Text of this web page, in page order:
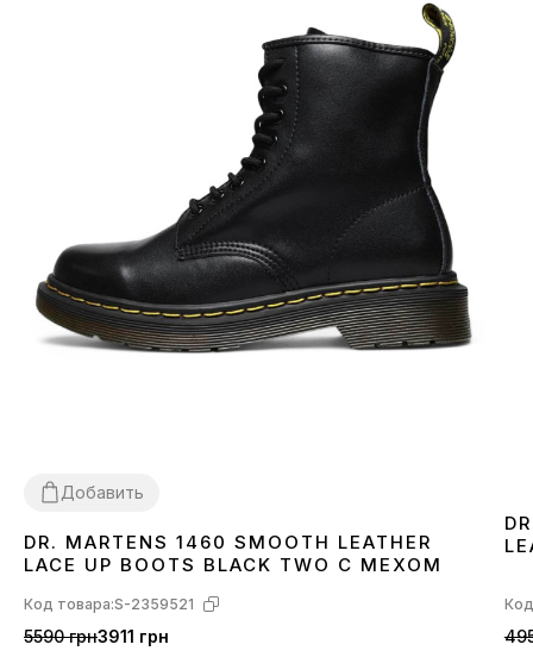
Добавить
36 373839 404142 43 444546
DR. MARTENS 1460 SMOOTH LEATHER
LACE UP BOOTS BLACK TWO С МЕХОМ
Код товара:S-2359521
5590 грн3911 грн